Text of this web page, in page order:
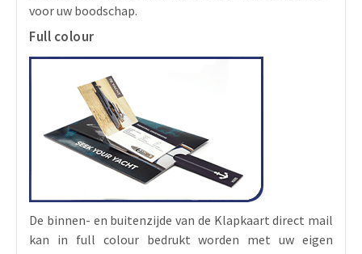
voor uw boodschap.
Full colour
De binnen- en buitenzijde van de Klapkaart direct mail
kan in full colour bedrukt worden met uw eigen